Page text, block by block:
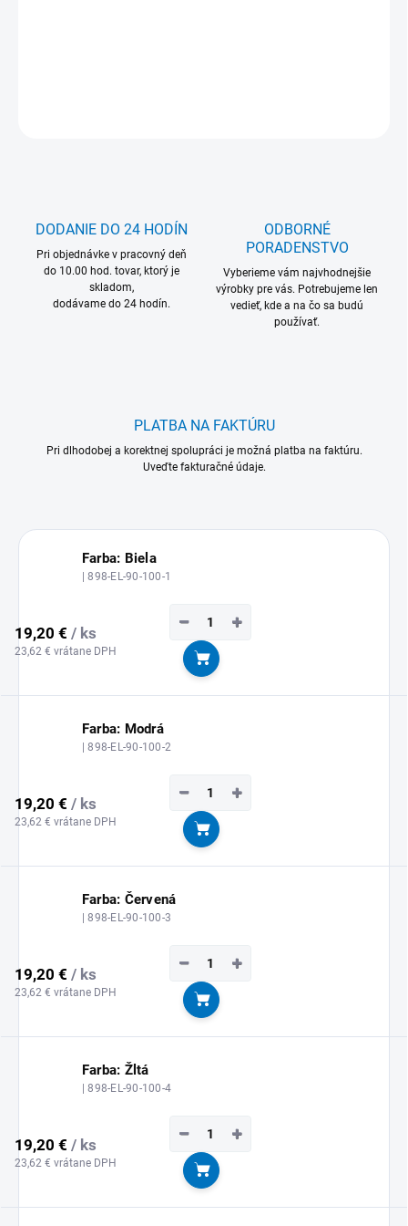
DODANIE DO 24 HODÍN
Pri objednávke v pracovný deň
do 10.00 hod. tovar, ktorý je
skladom,
dodávame do 24 hodín.
ODBORNÉ
PORADENSTVO
Vyberieme vám najvhodnejšie
výrobky pre vás. Potrebujeme len
vedieť, kde a na čo sa budú
používať.
PLATBA NA FAKTÚRU
Pri dlhodobej a korektnej spolupráci je možná platba na faktúru.
Uveďte fakturačné údaje.
Farba: Biela
| 898-EL-90-100-1
19,20 € / ks
23,62 € vrátane DPH
+
−
Do košíka
Farba: Modrá
| 898-EL-90-100-2
19,20 € / ks
23,62 € vrátane DPH
+
−
Do košíka
Farba: Červená
| 898-EL-90-100-3
19,20 € / ks
23,62 € vrátane DPH
+
−
Do košíka
Farba: Žltá
| 898-EL-90-100-4
19,20 € / ks
23,62 € vrátane DPH
+
−
Do košíka